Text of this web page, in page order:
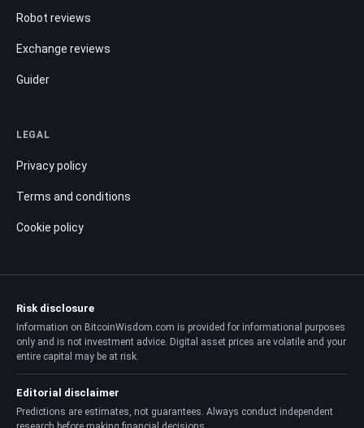
Robot reviews
Exchange reviews
Guider
LEGAL
Privacy policy
Terms and conditions
Cookie policy
Risk disclosure
Information on BitcoinWisdom.com is provided for informational purposes
only and is not investment advice. Digital asset prices are volatile and your
entire capital may be at risk.
Editorial disclaimer
Predictions are estimates, not guarantees. Always conduct independent